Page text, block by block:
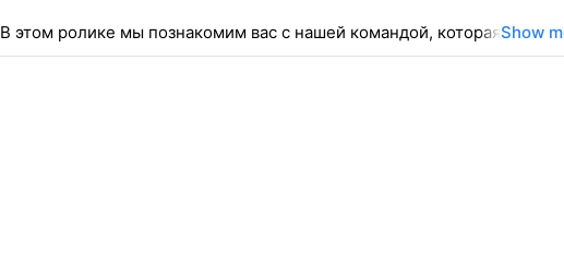
В этом ролике мы познакомим вас с нашей командой, котораяShow